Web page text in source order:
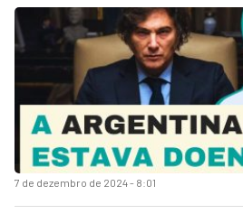
7 de dezembro de 2024 - 8:01